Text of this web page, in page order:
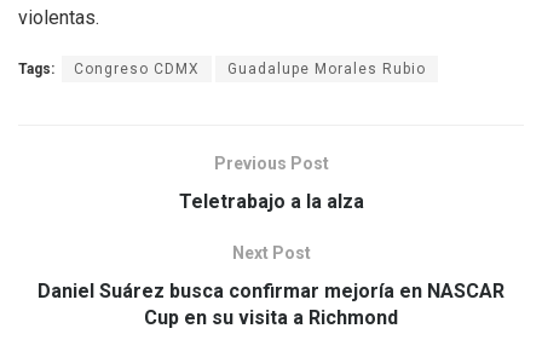
violentas.
Tags: Congreso CDMX Guadalupe Morales Rubio
Previous Post
Teletrabajo a la alza
Next Post
Daniel Suárez busca confirmar mejoría en NASCAR
Cup en su visita a Richmond